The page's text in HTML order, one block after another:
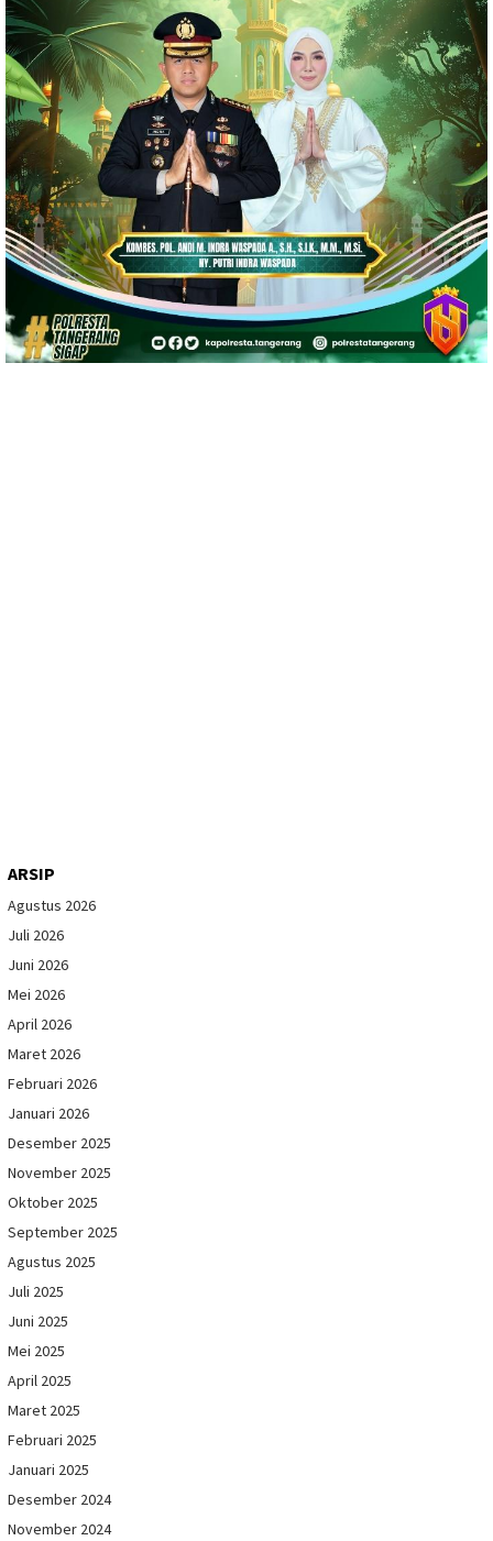
ARSIP
Agustus 2026
Juli 2026
Juni 2026
Mei 2026
April 2026
Maret 2026
Februari 2026
Januari 2026
Desember 2025
November 2025
Oktober 2025
September 2025
Agustus 2025
Juli 2025
Juni 2025
Mei 2025
April 2025
Maret 2025
Februari 2025
Januari 2025
Desember 2024
November 2024